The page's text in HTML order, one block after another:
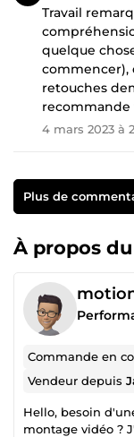
Travail
quelque
commencer),
retouches
4 mars 2023 à
Plus de
À propos
Commande en
Vendeur depuis
Hello, besoin
montage vidéo ?